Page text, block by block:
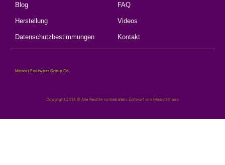
Blog
Herstellung
Datenschutzbestimmungen
FAQ
Videos
Kontakt
Mescot Footwear Group Co.
Copyright 2018 © Alle Rechte vorbehalten. Entwurf von Mescotshoes